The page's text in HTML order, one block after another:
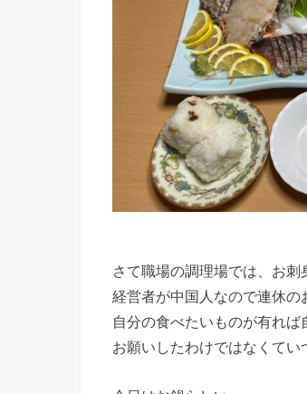
さて職場の調理場では、お刺
経営者が中国人なので連休の
自分の食べたいものが有れば
お願いしたわけではなくてい